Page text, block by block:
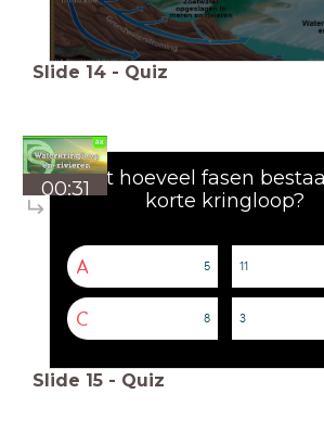
Slide 14 - Quiz
00:31Uit hoeveel fasen
korte kringloop?
A 5 11
C 8 3
Slide 15 - Quiz